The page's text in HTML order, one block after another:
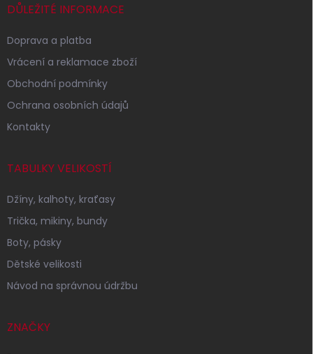
DŮLEŽITÉ INFORMACE
Doprava a platba
Vrácení a reklamace zboží
Obchodní podmínky
Ochrana osobních údajů
Kontakty
TABULKY VELIKOSTÍ
Džíny, kalhoty, kraťasy
Trička, mikiny, bundy
Boty, pásky
Dětské velikosti
Návod na správnou údržbu
ZNAČKY